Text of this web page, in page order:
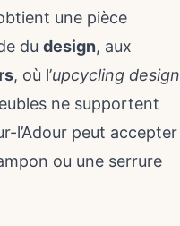
une pièce
du design, aux
, où l’upcycling design
ne supportent
l’Adour peut accepter
ou une serrure